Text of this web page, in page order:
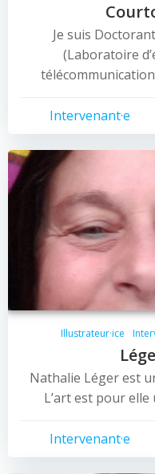
Je suis
(Laboratoire
Intervenant·e
Illustrateur·ice
Nathalie Léger est
L’art est pour
Intervenant·e